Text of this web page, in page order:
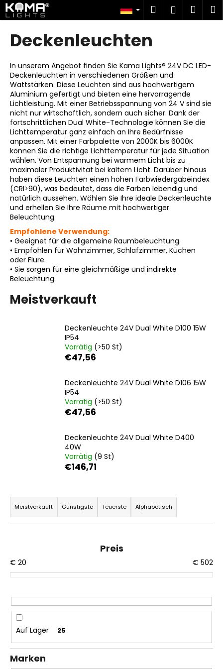
Zum
Inhalt
springen
Suchen
Login
Deckenleuchten
In unserem Angebot finden Sie Kama Lights® 24V DC LED-
Deckenleuchten in verschiedenen Größen und
Wattstärken. Diese Leuchten sind aus hochwertigem
Aluminium gefertigt und bieten eine hervorragende
Lichtleistung. Mit einer Betriebsspannung von 24 V sind sie
nicht nur wirtschaftlich, sondern auch sicher. Dank der
fortschrittlichen Dual White-Technologie können Sie die
Lichttemperatur ganz einfach an Ihre Bedürfnisse
anpassen. Mit einer Farbpalette von 2000K bis 6000K
können Sie die richtige Lichttemperatur für jede Situation
wählen. Von Entspannung bei warmem Licht bis zu
maximaler Produktivität bei kaltem Licht. Darüber hinaus
haben diese Leuchten einen hohen Farbwiedergabeindex
(CRI>90), was bedeutet, dass die Farben lebendig und
natürlich aussehen. Wählen Sie Ihre ideale Deckenleuchte
und erhellen Sie Ihre Räume mit hochwertiger
Beleuchtung.
Empfohlene Verwendung:
• Geeignet für die allgemeine Raumbeleuchtung.
• Empfohlen für Wohnzimmer, Schlafzimmer, Küchen
oder Flure.
• Sie sorgen für eine gleichmäßige und indirekte
Beleuchtung.
Meistverkauft
Deckenleuchte 24V Dual White D100 15W
IP54
Vorrätig (>50 St)
€47,56
Deckenleuchte 24V Dual White D106 15W
IP54
Vorrätig (>50 St)
€47,56
Deckenleuchte 24V Dual White D400
40W
Vorrätig (9 St)
€146,71
P
o
k
t
o
r
e
r
Meistverkauft Günstigste Teuerste Alphabetisch
Preis
€ 20 € 502
Auf Lager 25
Marken
W
a
zum
zum
a
s
s
u
c
h
e
n
S
i
e
?
W